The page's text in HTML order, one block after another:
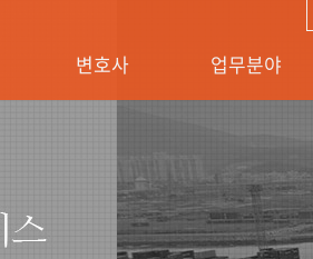
변호사 업무분야